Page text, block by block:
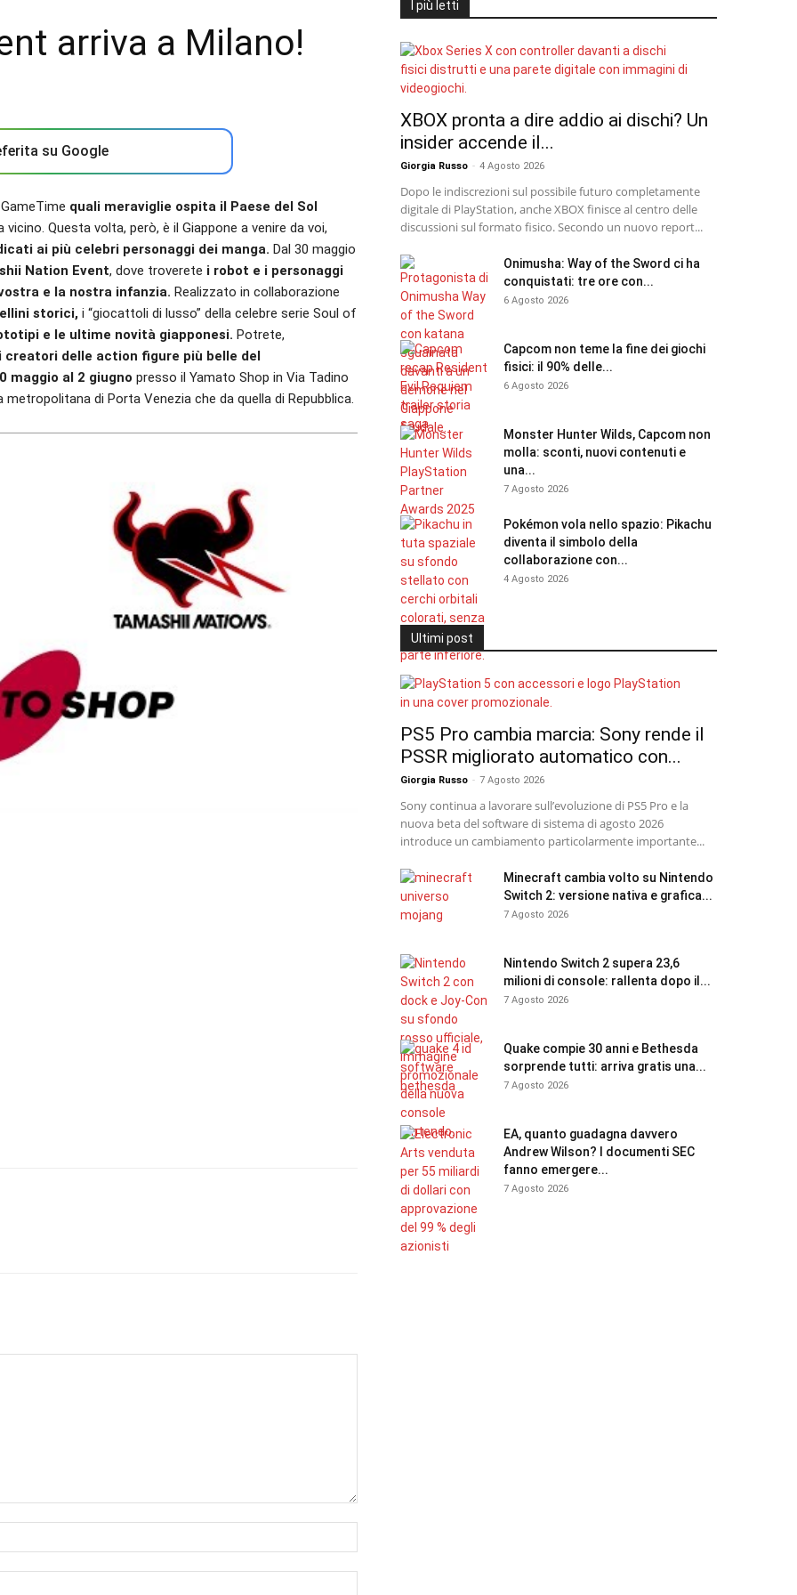
arriva a Milano!
su Google
quali meraviglie ospita il Paese del Sol
Questa volta, però, è il Giappone a venire da voi,
ai più celebri personaggi dei manga. Dal 30 maggio
Nation Event, dove troverete i robot e i personaggi
e la nostra infanzia. Realizzato in collaborazione
storici, i “giocattoli di lusso” della celebre serie Soul of
e le ultime novità giapponesi. Potrete,
creatori delle action figure più belle del
maggio al 2 giugno presso il Yamato Shop in Via Tadino
di Porta Venezia che da quella di Repubblica.
I più letti
XBOX pronta a dire addio ai dischi? Un
insider accende il...
Giorgia Russo - 4 Agosto 2026
Dopo le indiscrezioni sul possibile futuro completamente
digitale di PlayStation, anche XBOX finisce al centro delle
discussioni sul formato fisico. Secondo un nuovo report...
Onimusha: Way of the Sword ci ha
conquistati: tre ore con...
6 Agosto 2026
Capcom non teme la fine dei giochi
fisici: il 90% delle...
6 Agosto 2026
Monster Hunter Wilds, Capcom non
molla: sconti, nuovi contenuti e
una...
7 Agosto 2026
Pokémon vola nello spazio: Pikachu
diventa il simbolo della
collaborazione con...
4 Agosto 2026
Ultimi post
PS5 Pro cambia marcia: Sony rende il
PSSR migliorato automatico con...
Giorgia Russo - 7 Agosto 2026
Sony continua a lavorare sull’evoluzione di PS5 Pro e la
nuova beta del software di sistema di agosto 2026
introduce un cambiamento particolarmente importante...
Minecraft cambia volto su Nintendo
Switch 2: versione nativa e grafica...
7 Agosto 2026
Nintendo Switch 2 supera 23,6
milioni di console: rallenta dopo il...
7 Agosto 2026
Quake compie 30 anni e Bethesda
sorprende tutti: arriva gratis una...
7 Agosto 2026
EA, quanto guadagna davvero
Andrew Wilson? I documenti SEC
fanno emergere...
7 Agosto 2026